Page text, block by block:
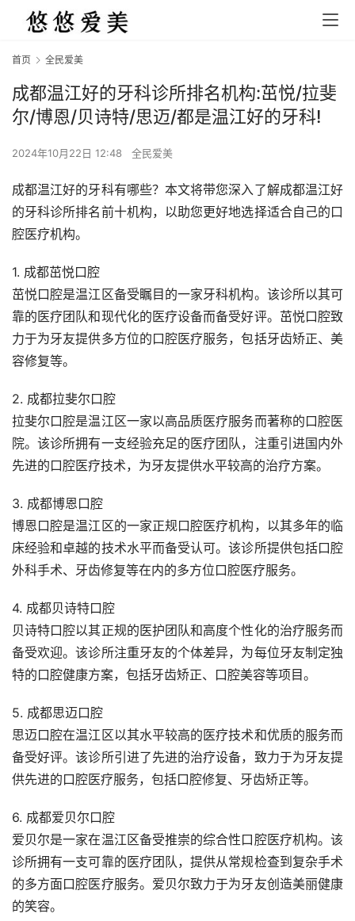
首页 全民爱美
成都温江好的牙科诊所排名机构:茁悦/拉斐
尔/博恩/贝诗特/思迈/都是温江好的牙科!
2024年10月22日 12:48 全民爱美
成都温江好的牙科有哪些？本文将带您深入了解成都温江好
的牙科诊所排名前十机构，以助您更好地选择适合自己的口
腔医疗机构。
1. 成都茁悦口腔
茁悦口腔是温江区备受瞩目的一家牙科机构。该诊所以其可
靠的医疗团队和现代化的医疗设备而备受好评。茁悦口腔致
力于为牙友提供多方位的口腔医疗服务，包括牙齿矫正、美
容修复等。
2. 成都拉斐尔口腔
拉斐尔口腔是温江区一家以高品质医疗服务而著称的口腔医
院。该诊所拥有一支经验充足的医疗团队，注重引进国内外
先进的口腔医疗技术，为牙友提供水平较高的治疗方案。
3. 成都博恩口腔
博恩口腔是温江区的一家正规口腔医疗机构，以其多年的临
床经验和卓越的技术水平而备受认可。该诊所提供包括口腔
外科手术、牙齿修复等在内的多方位口腔医疗服务。
4. 成都贝诗特口腔
贝诗特口腔以其正规的医护团队和高度个性化的治疗服务而
备受欢迎。该诊所注重牙友的个体差异，为每位牙友制定独
特的口腔健康方案，包括牙齿矫正、口腔美容等项目。
5. 成都思迈口腔
思迈口腔在温江区以其水平较高的医疗技术和优质的服务而
备受好评。该诊所引进了先进的治疗设备，致力于为牙友提
供先进的口腔医疗服务，包括口腔修复、牙齿矫正等。
6. 成都爱贝尔口腔
爱贝尔是一家在温江区备受推崇的综合性口腔医疗机构。该
诊所拥有一支可靠的医疗团队，提供从常规检查到复杂手术
的多方面口腔医疗服务。爱贝尔致力于为牙友创造美丽健康
的笑容。